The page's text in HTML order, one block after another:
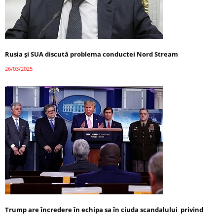
Rusia și SUA discută problema conductei Nord Stream
26/03/2025
Trump are încredere în echipa sa în ciuda scandalului privind